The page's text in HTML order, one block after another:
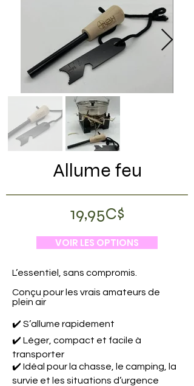
Allume feu
19,95C$
VOIR LES OPTIONS
L’essentiel, sans compromis.
Conçu pour les vrais amateurs de
plein air
✔️ S’allume rapidement
✔️ Léger, compact et facile à
transporter
✔️ Idéal pour la chasse, le camping, la
survie et les situations d’urgence